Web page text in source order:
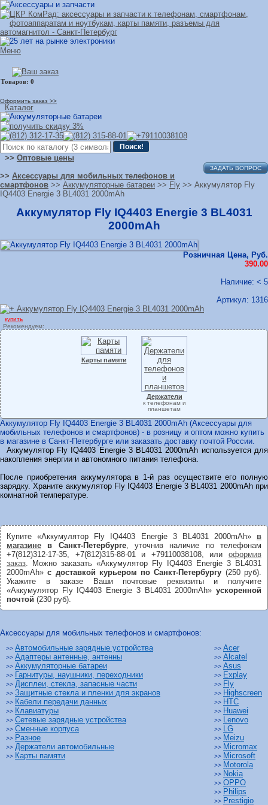
Меню
Оформить заказ >>
Каталог
>> Оптовые цены
ЗАДАТЬ ВОПРОС
>> Аксессуары для мобильных телефонов и
смартфонов >> Аккумуляторные батареи >> Fly >> Аккумулятор Fly
IQ4403 Energie 3 BL4031 2000mAh
Аккумулятор Fly IQ4403 Energie 3 BL4031
2000mAh
Розничная Цена, Руб.
390.00
Наличие: < 5
Артикул: 1316
купить
Рекомендуем:
Карты памяти
Держатели
к телефонам и
планшетам
Аккумулятор Fly IQ4403 Energie 3 BL4031 2000mAh (Аксессуары для
мобильных телефонов и смартфонов) - в розницу и оптом можно купить
в магазине в Санкт-Петербурге или заказать доставку почтой России.
Аккумулятор Fly IQ4403 Energie 3 BL4031 2000mAh используется для
накопления энергии и автономного питания телефона.
После приобретения аккумулятора в 1-й раз осуществите его полную
зарядку. Храните аккумулятор Fly IQ4403 Energie 3 BL4031 2000mAh при
комнатной температуре.
Купите «Аккумулятор Fly IQ4403 Energie 3 BL4031 2000mAh» в
магазине в Санкт-Петербурге, уточнив наличие по телефонам
+7(812)312-17-35, +7(812)315-88-01 и +79110038108, или оформив
заказ. Можно заказать «Аккумулятор Fly IQ4403 Energie 3 BL4031
2000mAh»с доставкой курьером по Санкт-Петербургу (250 руб).
Укажите в заказе Ваши почтовые реквизиты и получите
«Аккумулятор Fly IQ4403 Energie 3 BL4031 2000mAh» ускоренной
почтой (230 руб).
Аксессуары для мобильных телефонов и смартфонов:
>> Автомобильные зарядные устройства
>> Адаптеры антенные, антенны
>> Аккумуляторные батареи
>> Гарнитуры, наушники, переходники
>> Дисплеи, стекла, запасные части
>> Защитные стекла и пленки для экранов
>> Кабели передачи данных
>> Клавиатуры
>> Сетевые зарядные устройства
>> Сменные корпуса
>> Разное
>> Держатели автомобильные
>> Карты памяти
>> Acer
>> Alcatel
>> Asus
>> Explay
>> Fly
>> Highscreen
>> HTC
>> Huawei
>> Lenovo
>> LG
>> Meizu
>> Micromax
>> Microsoft
>> Motorola
>> Nokia
>> OPPO
>> Philips
>> Prestigio